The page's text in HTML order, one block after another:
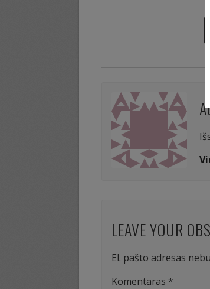
LEAVE YOUR
El. pašto adresas
Komentaras *